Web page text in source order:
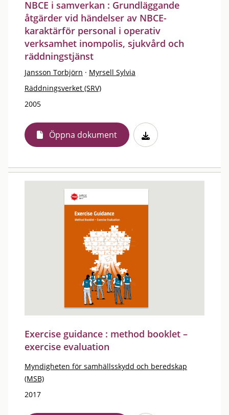
NBCE i samverkan : Grundläggande
åtgärder vid händelser av NBCE-
karaktärför personal i operativ
verksamhet inompolis, sjukvård och
räddningstjänst
Jansson Torbjörn · Myrsell Sylvia
Räddningsverket (SRV)
2005
Öppna dokument
Exercise guidance : method booklet –
exercise evaluation
Myndigheten för samhällsskydd och beredskap
(MSB)
2017